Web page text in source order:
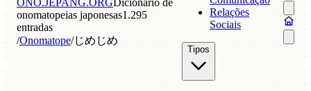
ONO.JEPANG.ORGDicionário de
onomatopeias japonesas1.295
entradas
/Onomatope/じめじめ
Relações
Sociais
Tipos